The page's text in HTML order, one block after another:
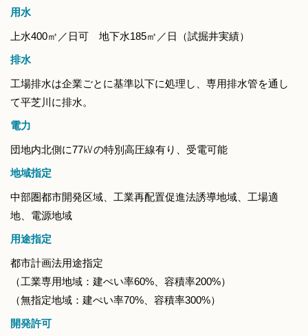
用水
上水400㎥／日可 地下水185㎥／日（試掘井実績）
排水
工場排水は企業ごとに基準以下に処理し、専用排水管を通し
て平芝川に排水。
電力
団地内北側に77㎸の特別高圧線有り、受電可能
地域指定
中部圏都市開発区域、工業再配置促進法誘導地域、工場適
地、電源地域
用途指定
都市計画法用途指定
（工業専用地域：建ぺい率60%、容積率200%）
（無指定地域：建ぺい率70%、容積率300%）
開発許可